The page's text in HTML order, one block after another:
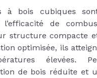
à bois cubiques
l’efficacité de
structure compacte
optimisée, ils
élevées.
de bois réduite et